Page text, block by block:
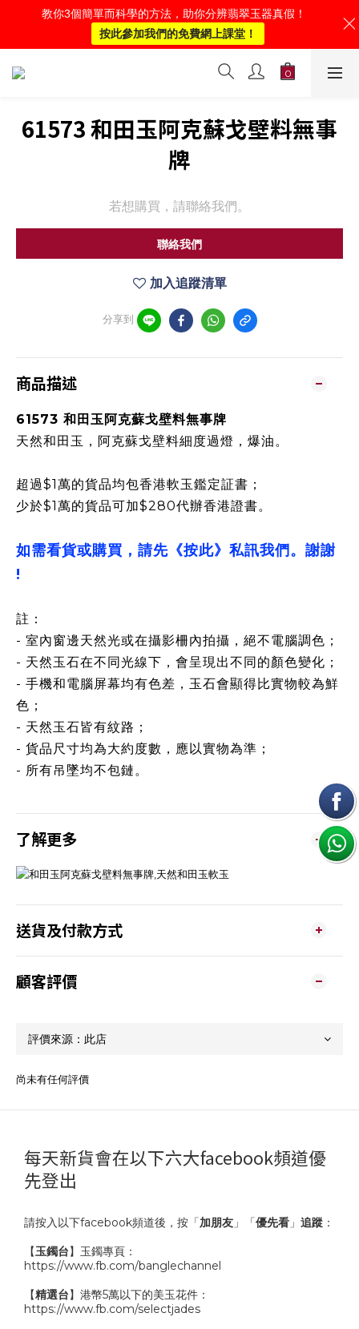
61573 和田玉阿克蘇戈壁料無事
牌
若想購買，請聯絡我們。
聯絡我們
加入追蹤清單
分享到
商品描述
61573 和田玉阿克蘇戈壁料無事牌
天然和田玉，阿克蘇戈壁料細度過燈，爆油。
超過$1萬的貨品均包香港軟玉鑑定証書；
少於$1萬的貨品可加$280代辦香港證書。
如需看貨或購買，請先《按此》私訊我們。謝謝
!
註：
- 室內窗邊天然光或在攝影柵內拍攝，絕不電腦調色；
- 天然玉石在不同光線下，會呈現出不同的顏色變化；
- 手機和電腦屏幕均有色差，玉石會顯得比實物較為鮮
色；
- 天然玉石皆有紋路；
- 貨品尺寸均為大約度數，應以實物為準；
- 所有吊墜均不包鏈。
了解更多
送貨及付款方式
顧客評價
尚未有任何評價
每天新貨會在以下六大facebook頻道優
先登出
請按入以下facebook頻道後，按「加朋友 」「優先看 」 追蹤 ：
【玉鐲台】玉鐲專頁：
https://www.fb.com/banglechannel
【精選台】港幣5萬以下的美玉花件：
https://www.fb.com/selectjades
教你3個簡單而科學的方法，助你分辨翡翠玉器真假！
按此參加我們的免費網上課堂！